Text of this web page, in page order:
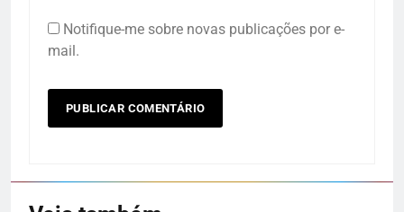
Notifique-me sobre novas publicações por e-
mail.